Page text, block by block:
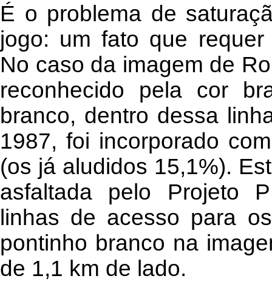
É o problema de
jogo: um fato que
No caso da imagem de
reconhecido pela cor
branco, dentro dessa
1987, foi incorporado
(os já aludidos 15,1%).
asfaltada pelo Projeto
linhas de acesso para
pontinho branco na
de 1,1 km de lado.